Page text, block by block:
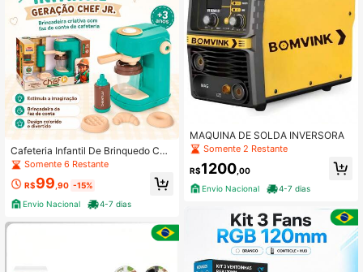
Cafeteria Infantil De Brinquedo Co
m Luz E Som Geração Chef Jr Usua
l
Somente 6 Restante
R$99,90 -15%
Envio Nacional
4-7 dias
MAQUINA DE SOLDA INVERSORA
Somente 2 Restante
R$1200 ,00
Envio Nacional
4-7 dias